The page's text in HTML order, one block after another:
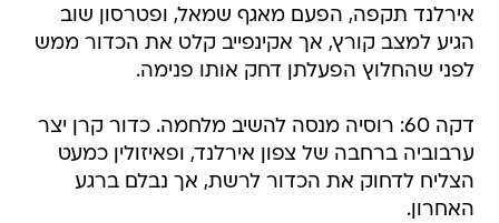
אירלנד תקפה, הפעם מאגף שמאל, ופטרסון שוב
הגיע למצב קורץ, אך אקינפייב קלט את הכדור ממש
לפני שהחלוץ הפעלתן דחק אותו פנימה.
דקה 60: רוסיה מנסה להשיב מלחמה. כדור קרן יצר
ערבוביה ברחבה של צפון אירלנד, ופאיזולין כמעט
הצליח לדחוק את הכדור לרשת, אך נבלם ברגע
האחרון.